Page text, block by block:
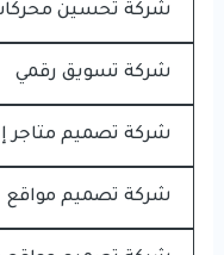
شركة تحسين
شركة تسويق رقمي
شركة تصميم متاجر
شركة تصميم مواقع